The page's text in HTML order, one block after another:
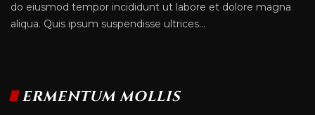
do eiusmod tempor incididunt ut labore et dolore magna
aliqua. Quis ipsum suspendisse ultrices...
ERMENTUM MOLLIS